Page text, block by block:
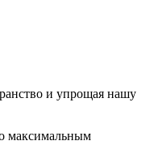
и упрощая нашу
максимальным